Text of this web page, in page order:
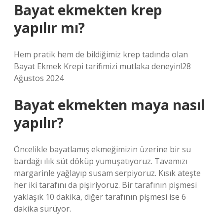
Bayat ekmekten krep
yapılır mı?
Hem pratik hem de bildiğimiz krep tadında olan
Bayat Ekmek Krepi tarifimizi mutlaka deneyin!28
Ağustos 2024
Bayat ekmekten maya nasıl
yapılır?
Öncelikle bayatlamış ekmeğimizin üzerine bir su
bardağı ılık süt döküp yumuşatıyoruz. Tavamızı
margarinle yağlayıp susam serpiyoruz. Kısık ateşte
her iki tarafını da pişiriyoruz. Bir tarafının pişmesi
yaklaşık 10 dakika, diğer tarafının pişmesi ise 6
dakika sürüyor.